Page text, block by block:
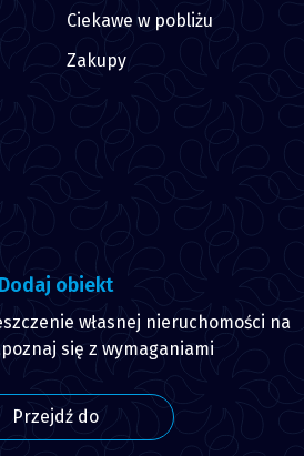
Ciekawe w pobliżu
Zakupy
Dodaj obiekt
własnej nieruchomości na
się z wymaganiami
Przejdź do